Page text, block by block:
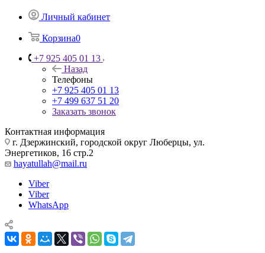
Личный кабинет
Корзина0
+7 925 405 01 13
Назад
Телефоны
+7 925 405 01 13
+7 499 637 51 20
Заказать звонок
Контактная информация
г. Дзержинский, городской округ Люберцы, ул.
Энергетиков, 16 стр.2
hayatullah@mail.ru
Viber
Viber
WhatsApp